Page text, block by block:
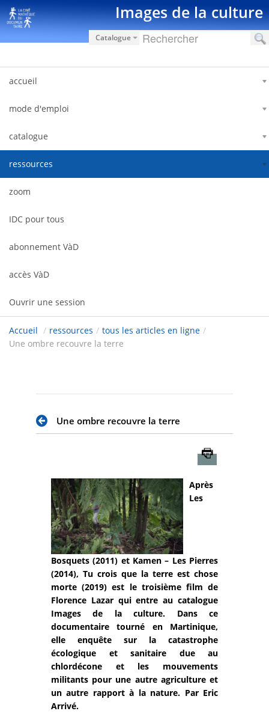
Saut au contenu Images de la culture
Catalogue
accueil
mode d'emploi
catalogue
ressources
zoom
IDC pour tous
abonnement VàD
accès VàD
Ouvrir une session
Accueil / ressources / tous les articles en ligne /
Une ombre recouvre la terre
Une ombre recouvre la terre
Après
Les
Bosquets (2011) et Kamen – Les Pierres
(2014), Tu crois que la terre est chose
morte (2019) est le troisième film de
Florence Lazar qui entre au catalogue
Images de la culture. Dans ce
documentaire tourné en Martinique,
elle enquête sur la catastrophe
écologique et sanitaire due au
chlordécone et les mouvements
militants pour une autre agriculture et
un autre rapport à la nature. Par Eric
Arrivé.